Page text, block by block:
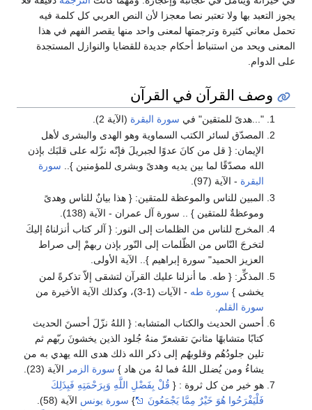
يجوز التعبد بها ولا تعتبر نصا معجزا لأن النص العربي كل كلمة فيه
تحمل معاني كثيرة وترجمتها لمعنى واحد منها يقصر الفهم في هذا
المعنى ويحد من استنباط أحكام جديدة للقضايا والنوازل المستجدة
على الدوام.
وصف القرآن في القرآن
"...هدىً للمتقين" في سورة البقرة (الآية 2).
المصدّق لسائر الكتب السماوية وهو الهدى والبشرى لأهل
الإيمان: { قل من كانَ عدوًا لجبريلَ فإنّه نزّله على قلبَك بإذن
الله مصدّقًا لما بين يديه وهدىً وبشرى للمؤمنين }.. سورة
البقرة - الآية (97).
المبين للناس والموعظة للمتقين: { هذا بيانٌ للناس وهدىً
وموعظةٌ للمتقين } .. سورة آل عمران - الآية (138).
المخرج للناس من الظلمات إلى النور: { آلر كتاب أنزلناهُ إليكَ
لتخرجَ النّاس من الظّلمات إلى النّور بإذن ربهمْ إلى صراط
العزيز الحميد" سورة إبراهيم }.. الآية الأولى.
المذكِّر: { طه. ما أنزلنا عليك القرآن لتشقى إلاّ تذكرةً لمن
يخشى } سورة طه - الآيات (1-3)، وكذلك الآية الأخيرة من
سورة القلم
أحسن الحديث والكتاب المتشابه: { اللهُ نزّلَ أحسنَ الحديث
كتابًا متشابهًا مثانيَ تقشعرّ منهُ جُلود الذين يخشونَ ربّهم ثم
تلين جلودُهُم وقلوبهُم إلى ذكر الله ذلك هدى الله يهدي به من
يشاءُ ومن يُضلل اللهُ فما لهُ من هاد } سورة الزمر الآية (23).
هو خير من كل ثروة : { قُلْ بِفَضْلِ اللَّهِ وَبِرَحْمَتِهِ فَبِذَلِكَ
فَلْيَفْرَحُوا هُوَ خَيْرٌ مِمَّا يَجْمَعُونَ
} سورة يونس الآية (58).